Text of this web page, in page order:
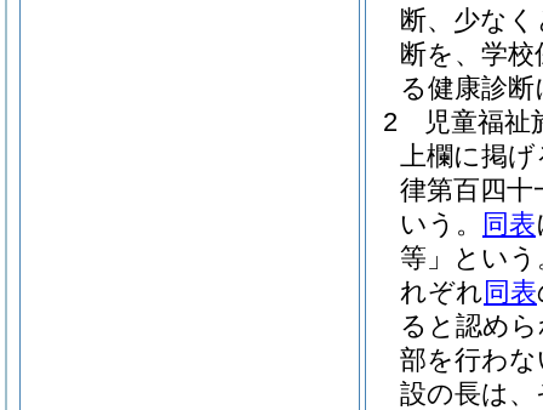
断、少な
断を、学
る健康診
2
児童福祉
上欄に掲
律第百四十
いう。
同表
等」という
れぞれ同表
ると認め
部を行わ
設の長は